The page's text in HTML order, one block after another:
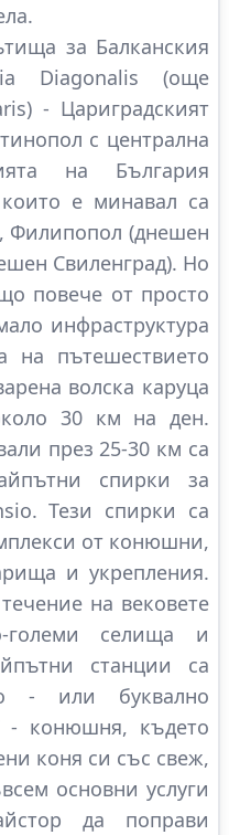
за Балканския
Diagonalis (още
- Цариградският
с централна
на България
е минавал са
Филипопол (днешен
Свиленград). Но
повече от просто
инфраструктура
на пътешествието
волска каруца
30 км на ден.
през 25-30 км са
спирки за
Тези спирки са
от конюшни,
и укрепления.
на вековете
големи селища и
станции са
- или буквално
- конюшня, където
коня си със свеж,
основни услуги
да поправи